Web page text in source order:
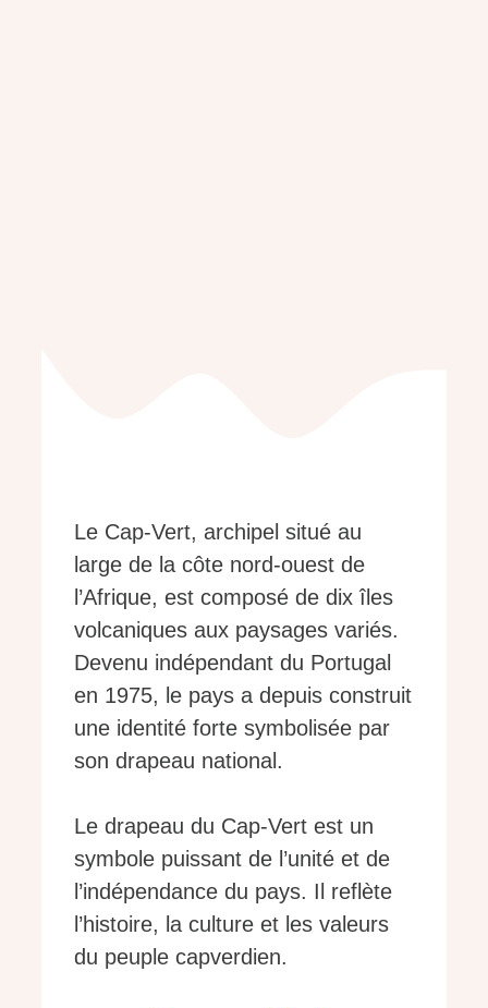
Le Cap-Vert, archipel situé au
large de la côte nord-ouest de
l’Afrique, est composé de dix îles
volcaniques aux paysages variés.
Devenu indépendant du Portugal
en 1975, le pays a depuis construit
une identité forte symbolisée par
son drapeau national.
Le drapeau du Cap-Vert est un
symbole puissant de l’unité et de
l’indépendance du pays. Il reflète
l’histoire, la culture et les valeurs
du peuple capverdien.